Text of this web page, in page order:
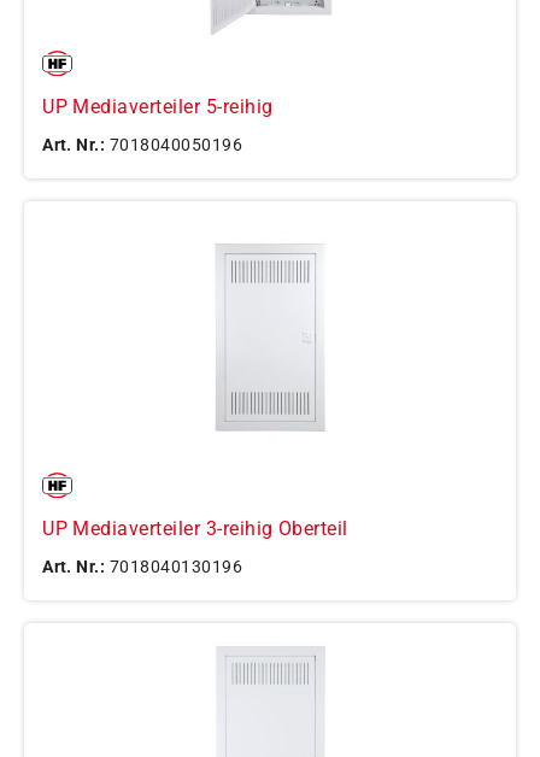
UP Mediaverteiler 5-reihig
Art. Nr.: 7018040050196
UP Mediaverteiler 3-reihig Oberteil
Art. Nr.: 7018040130196